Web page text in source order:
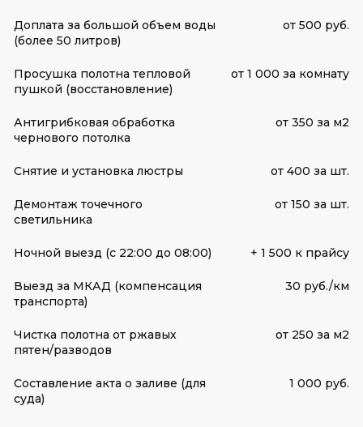
Доплата за большой объем воды
(более 50 литров)
от 500 руб.
Просушка полотна тепловой
пушкой (восстановление)
от 1 000 за комнату
Антигрибковая обработка
чернового потолка
от 350 за м2
Снятие и установка люстры от 400 за шт.
Демонтаж точечного
светильника
от 150 за шт.
Ночной выезд (с 22:00 до 08:00) + 1 500 к прайсу
Выезд за МКАД (компенсация
транспорта)
30 руб./км
Чистка полотна от ржавых
пятен/разводов
от 250 за м2
Составление акта о заливе (для
суда)
1 000 руб.